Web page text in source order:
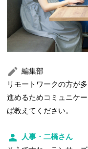
編集部
リモートワークの方が
進めるためコミュニケ
ば教えてください。
人事・二橋さん